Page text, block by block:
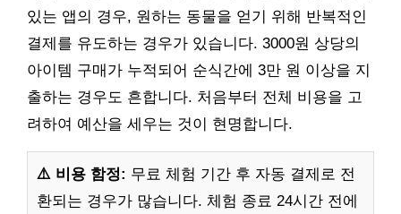
있는 앱의 경우, 원하는 동물을 얻기 위해 반복적인
결제를 유도하는 경우가 있습니다. 3000원 상당의
아이템 구매가 누적되어 순식간에 3만 원 이상을 지
출하는 경우도 흔합니다. 처음부터 전체 비용을 고
려하여 예산을 세우는 것이 현명합니다.
⚠️ 비용 함정: 무료 체험 기간 후 자동 결제로 전
환되는 경우가 많습니다. 체험 종료 24시간 전에